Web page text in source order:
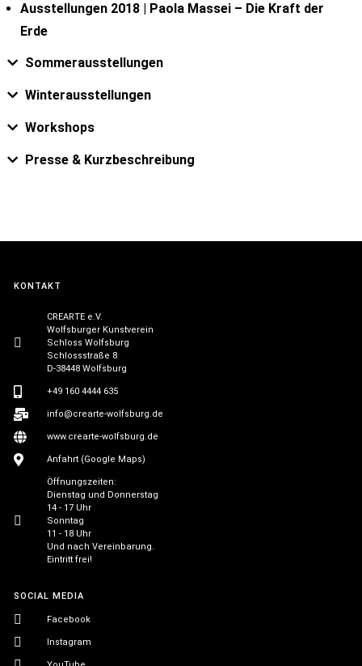
Ausstellungen 2018 |
Paola Massei – Die Kraft der
Erde
Sommerausstellungen
Winterausstellungen
Workshops
Presse & Kurzbeschreibung
SOCIAL MEDIA
Facebook
Instagram
KONTAKT
CREARTE e.V.
Wolfsburger Kunstverein
Schloss Wolfsburg
Schlossstraße 8
D-38448 Wolfsburg
+49 160 4444 635
info@crearte-wolfsburg.de
www.crearte-wolfsburg.de
Anfahrt (Google Maps)
Öffnungszeiten:
Dienstag und Donnerstag
14 - 17 Uhr
Sonntag
11 - 18 Uhr
Und nach Vereinbarung.
Eintritt frei!